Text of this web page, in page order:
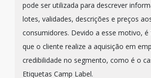
pode ser utilizada para descrever
lotes, validades, descrições e preços
consumidores. Devido a esse motivo, é
que o cliente realize a aquisição em
credibilidade no segmento, como é o
Etiquetas Camp Label.